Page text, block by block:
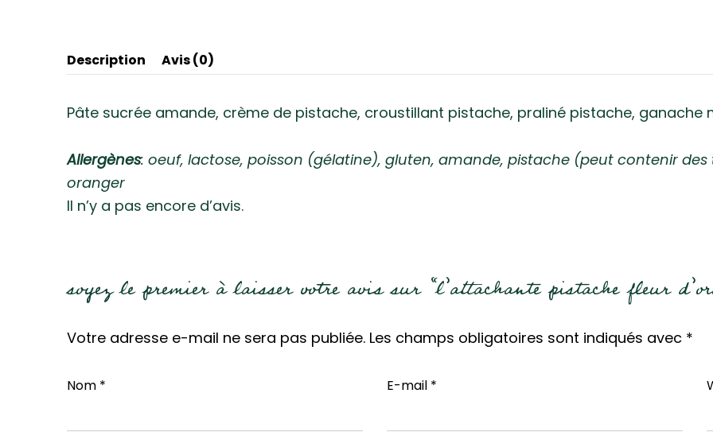
Description Avis (0)
Pâte sucrée amande, crème de pistache, croustillant pistache, praliné pistache, ganache
Allergènes: oeuf, lactose, poisson (gélatine), gluten, amande, pistache (peut contenir des
oranger
Il n’y a pas encore d’avis.
soyez le premier à laisser votre avis sur “l’attachante pistache fleur
Votre adresse e-mail ne sera pas publiée. Les champs obligatoires sont indiqués avec *
Nom * E-mail *